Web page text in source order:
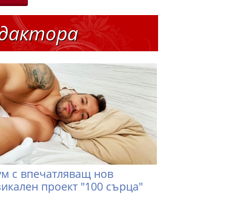
с впечатляващ нов
проект "100 сърца"